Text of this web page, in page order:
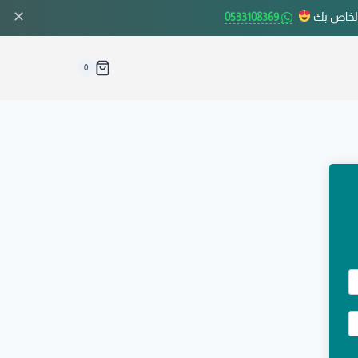
بك 0533108369
✕
0